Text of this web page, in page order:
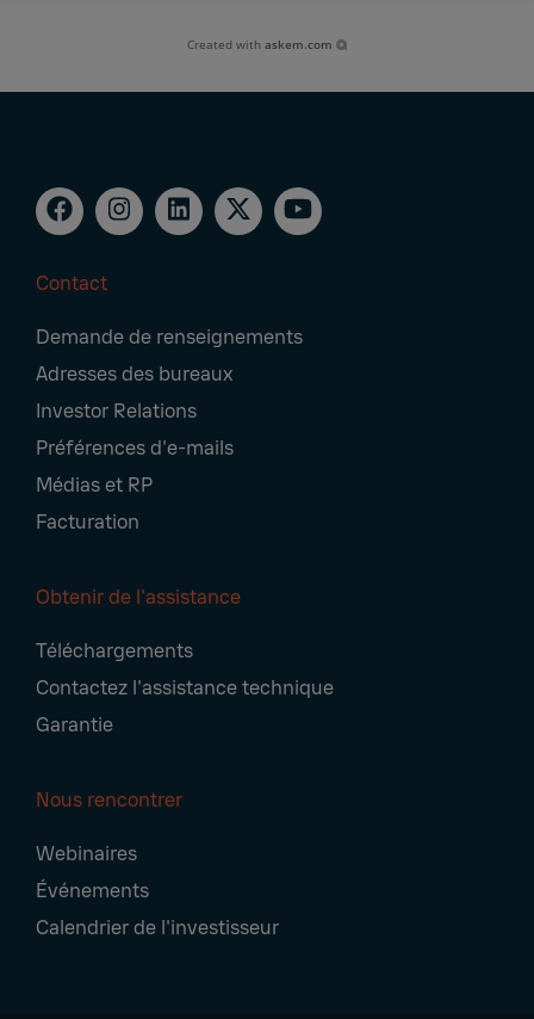
Created withaskem.com
Navigation
Contact
Demande de renseignements
Adresses des bureaux
Investor Relations
Préférences d'e-mails
Médias et RP
Facturation
Obtenir de l'assistance
Téléchargements
Contactez l'assistance technique
Garantie
Nous rencontrer
Webinaires
Événements
Calendrier de l'investisseur